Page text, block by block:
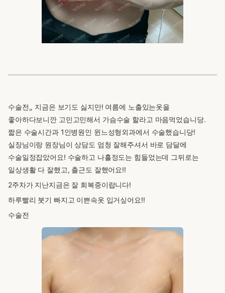
수술전,, 지금은 보기도 싫지만! 여름에 노출있는옷을
좋아하다보니깐 고민고민해서 가슴수술 할라고 마음먹었습니당.
짧은 수술시간과 1인병원인 윈느성형외과에서 수술했습니당!
실장님이랑 원장님이 상담도 엄청 잘해주셔서 바로 담달에
수술일정잡았어요! 수술하고 나흘정도는 힘들었는데 그뒤로는
일상생활 다 잘했고, 출근도 잘했어요!!
2주차가 지난지금은 잘 회복중이랍니다!
하루빨리 붓기 빠지고 이쁜속옷 입거싶어요!!
수술전